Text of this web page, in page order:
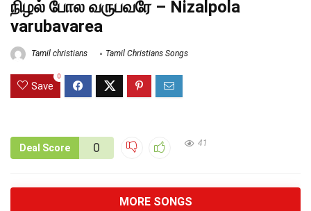
நிழல் போல வருபவரே – Nizalpola
varubavarea
Tamil christians Tamil Christians Songs
Save
0
Deal Score 0 41
MORE SONGS